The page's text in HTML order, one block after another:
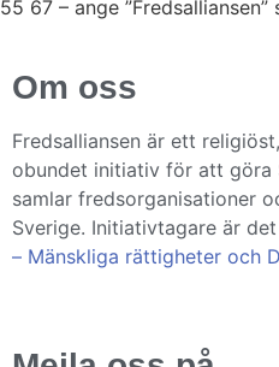
55 67 – ange
Om oss
Fredsalliansen är ett
obundet initiativ för att göra
samlar fredsorganisationer
Sverige. Initiativtagare är
– Mänskliga rättigheter och